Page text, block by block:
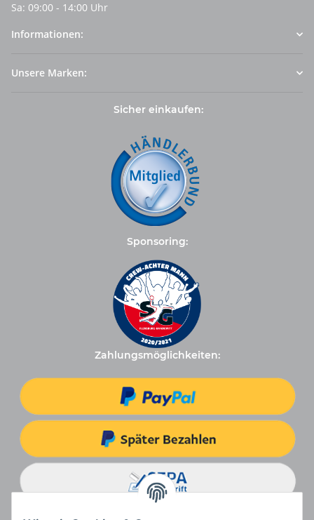
Sa: 09:00 - 14:00 Uhr
Informationen:
Unsere Marken:
Sicher einkaufen:
Sponsoring:
Zahlungsmöglichkeiten: